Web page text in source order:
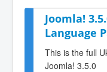
Joomla!
Language
This is the full
Joomla! 3.5.0